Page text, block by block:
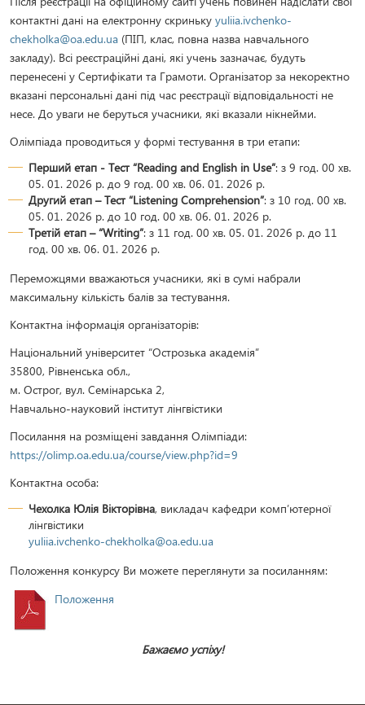
контактні дані на електронну скриньку yuliia.ivchenko-
chekholka@oa.edu.ua (ПІП, клас, повна назва навчального
закладу). Всі реєстраційні дані, які учень зазначає, будуть
перенесені у Сертифікати та Грамоти. Організатор за некоректно
вказані персональні дані під час реєстрації відповідальності не
несе. До уваги не беруться учасники, які вказали нікнейми.
Олімпіада проводиться у формі тестування в три етапи:
Перший етап - Тест “Reading and English in Use”: з 9 год. 00 хв.
05. 01. 2026 р. до 9 год. 00 хв. 06. 01. 2026 р.
Другий етап – Тест “Listening Comprehension”: з 10 год. 00 хв.
05. 01. 2026 р. до 10 год. 00 хв. 06. 01. 2026 р.
Третій етап – “Writing”: з 11 год. 00 хв. 05. 01. 2026 р. до 11
год. 00 хв. 06. 01. 2026 р.
Переможцями вважаються учасники, які в сумі набрали
максимальну кількість балів за тестування.
Контактна інформація організаторів:
Національний університет “Острозька академія”
35800, Рівненська обл.,
м. Острог, вул. Семінарська 2,
Навчально-науковий інститут лінгвістики
Посилання на розміщені завдання Олімпіади:
https://olimp.oa.edu.ua/course/view.php?id=9
Контактна особа:
Чехолка Юлія Вікторівна, викладач кафедри комп’ютерної
лінгвістики
yuliia.ivchenko-chekholka@oa.edu.ua
Положення конкурсу Ви можете переглянути за посиланням:
Положення
Бажаємо успіху!